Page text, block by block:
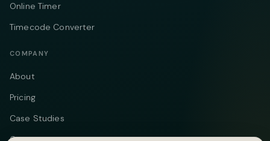
Online Timer
Timecode Converter
COMPANY
About
Pricing
Case Studies